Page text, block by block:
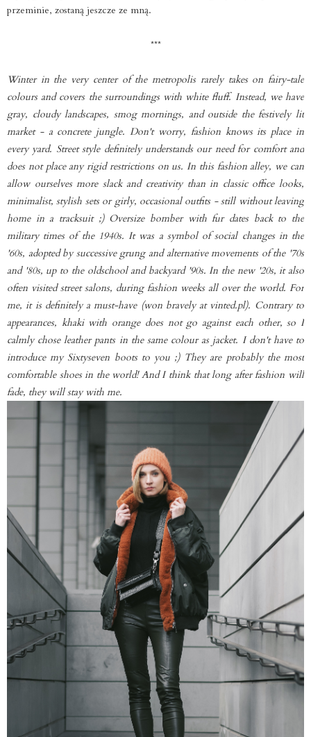
przeminie, zostaną jeszcze ze mną.
***
Winter in the very center of the metropolis rarely takes on fairy-tale
colours and covers the surroundings with white fluff. Instead, we have
gray, cloudy landscapes, smog mornings, and outside the festively lit
market - a concrete jungle. Don't worry, fashion knows its place in
every yard. Street style definitely understands our need for comfort and
does not place any rigid restrictions on us. In this fashion alley, we can
allow ourselves more slack and creativity than in classic office looks,
minimalist, stylish sets or girly, occasional outfits - still without leaving
home in a tracksuit ;) Oversize bomber with fur dates back to the
military times of the 1940s. It was a symbol of social changes in the
'60s, adopted by successive grung and alternative movements of the '70s
and '80s, up to the oldschool and backyard '90s. In the new '20s, it also
often visited street salons, during fashion weeks all over the world. For
me, it is definitely a must-have (won bravely at vinted.pl). Contrary to
appearances, khaki with orange does not go against each other, so I
calmly chose leather pants in the same colour as jacket. I don't have to
introduce my Sixtyseven boots to you ;) They are probably the most
comfortable shoes in the world! And I think that long after fashion will
fade, they will stay with me.